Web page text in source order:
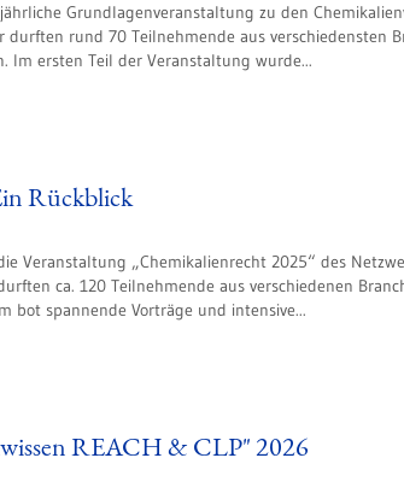
Grundlagenveranstaltung zu den
durften rund 70 Teilnehmende aus verschiedensten
Im ersten Teil der Veranstaltung wurde...
Rückblick
Veranstaltung „Chemikalienrecht 2025“ des
ca. 120 Teilnehmende aus verschiedenen
bot spannende Vorträge und intensive...
REACH & CLP" 2026